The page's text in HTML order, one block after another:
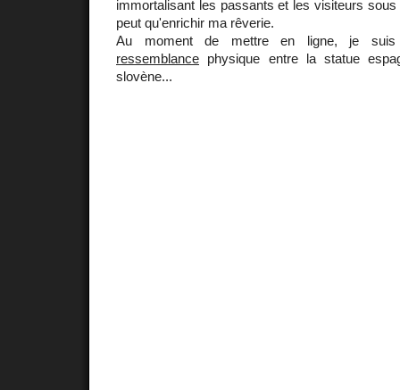
immortalisant les passants et les visiteurs sous
peut qu'enrichir ma rêverie.
Au moment de mettre en ligne, je suis
ressemblance physique entre la statue
slovène...